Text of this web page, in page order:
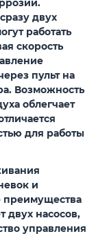
двух
работать
скорость
пульт на
Возможность
облегчает
для работы
и
преимущества
двух насосов,
управления